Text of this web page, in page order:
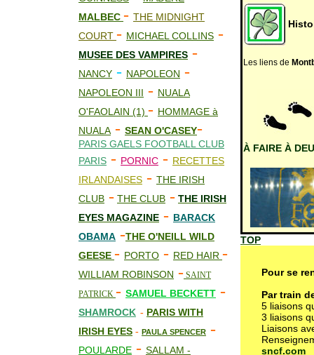
MALBEC - THE MIDNIGHT
COURT - MICHAEL COLLINS -
MUSEE DES VAMPIRES -
NANCY - NAPOLEON -
NAPOLEON III - NUALA
O'FAOLAIN (1) - HOMMAGE à
NUALA - SEAN O'CASEY-
PARIS GAELS FOOTBALL CLUB
PARIS - PORNIC - RECETTES
IRLANDAISES - THE IRISH
CLUB - THE CLUB - THE IRISH
EYES MAGAZINE - BARACK
OBAMA -THE O'NEILL WILD
GEESE - PORTO - RED HAIR -
WILLIAM ROBINSON - SAINT
PATRICK - SAMUEL BECKETT -
SHAMROCK - PARIS WITH
IRISH EYES - PAULA SPENCER -
POULARDE - SALLAM -
Les liens de
À FAIRE À
TOP
Pour se
Par train
5 liaisons
3 liaisons
Liaisons
sncf.com